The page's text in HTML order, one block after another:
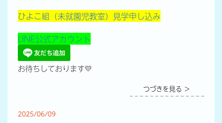
ひよこ組（未就園児教室）見学申し込み
LINE公式アカウント
お待ちしております💛
つづきを見る ＞
2025/06/09